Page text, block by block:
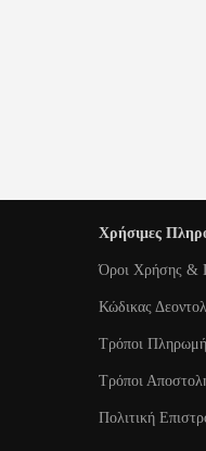
Χρήσιμες
Όροι Χρήσης &
Κώδικας
Τρόποι
Τρόποι
Πολιτική